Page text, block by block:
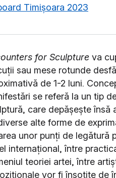
Timișoara 2023
for Sculpture va
sau mese rotunde
de 1-2 luni.
se referă la un tip
care depășește însă
alte forme de
unor punți de legătură
internațional, între
teoriei artei, între
vor fi însoțite de